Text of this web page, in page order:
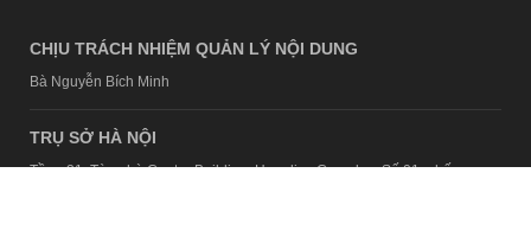
CHỊU TRÁCH NHIỆM QUẢN LÝ NỘI DUNG
Bà Nguyễn Bích Minh
TRỤ SỞ HÀ NỘI
Tầng 21, Tòa nhà Center Building, Hapulico Complex, Số 01, phố